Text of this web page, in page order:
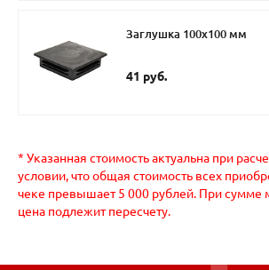
Заглушка 100х100 мм
41 руб.
* Указанная стоимость актуальна при
условии, что общая стоимость всех
чеке превышает 5 000 рублей. При сумме
цена подлежит пересчету.